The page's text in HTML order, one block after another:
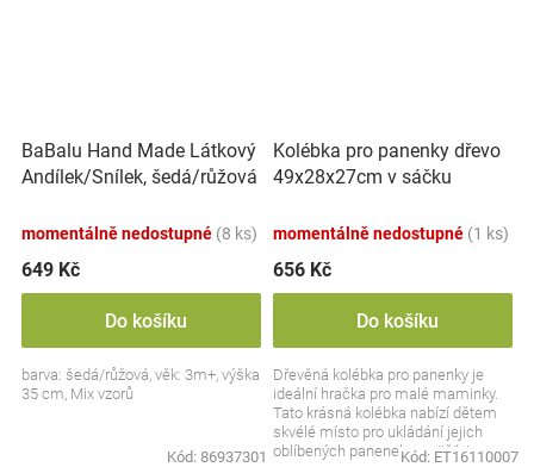
BaBalu Hand Made Látkový
Andílek/Snílek, šedá/růžová
momentálně nedostupné (8 ks)
649 Kč
Do košíku
barva: šedá/růžová, věk: 3m+, výška
35 cm, Mix vzorů
Kód: 86937301
Kolébka pro panenky dřevo
49x28x27cm v sáčku
momentálně nedostupné (1 ks)
656 Kč
Do košíku
Dřevěná kolébka pro panenky je
ideální hračka pro malé maminky.
Tato krásná kolébka nabízí dětem
skvélé místo pro ukládání jejich
oblíbených panenek a zajišťuje
Kód: ET16110007